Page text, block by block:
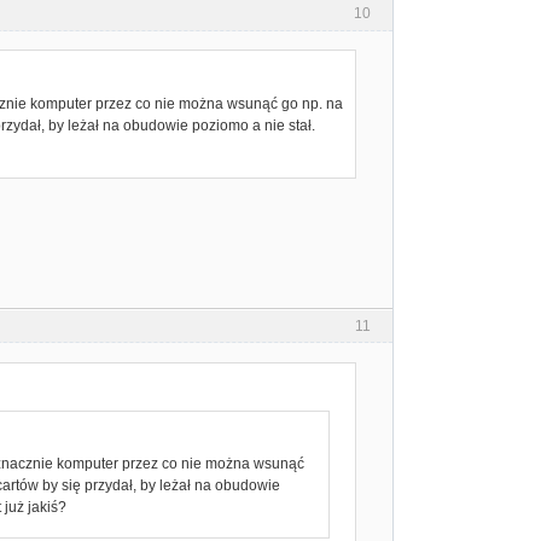
10
komputer przez co nie można wsunąć go np. na
by leżał na obudowie poziomo a nie stał.
11
komputer przez co nie można wsunąć
by się przydał, by leżał na obudowie
już jakiś?